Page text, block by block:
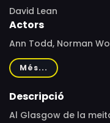
David Lean
Actors
Ann Todd, Norman
Elizabeth Sellars,
Stranks, Patricia
Jean Cadell, Irene
Més...
Descripció
Al Glasgow de la